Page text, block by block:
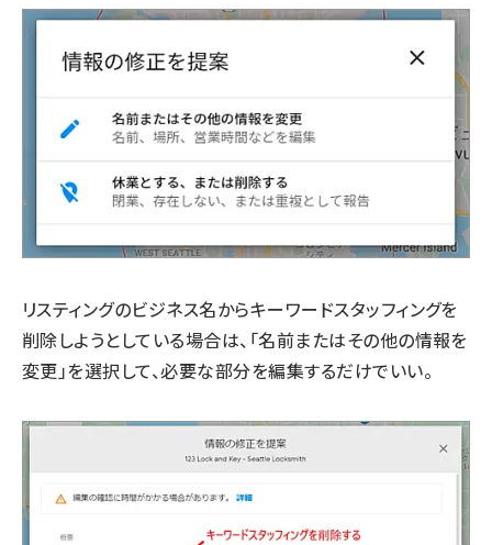
リスティングのビジネス名からキーワードスタッフィングを
削除しようとしている場合は、「名前またはその他の情報を
変更」を選択して、必要な部分を編集するだけでいい。